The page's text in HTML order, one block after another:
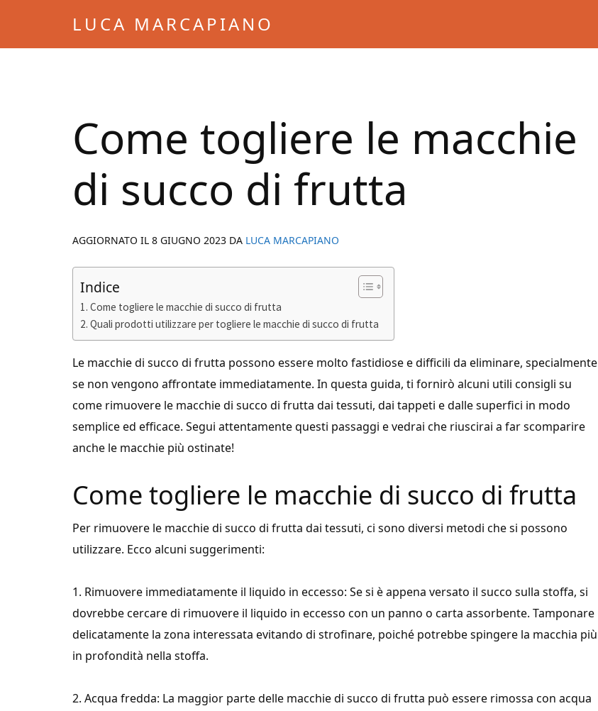
LUCA MARCAPIANO
Blog
Come togliere le macchie
di succo di frutta
AGGIORNATO IL 8 GIUGNO 2023 DA LUCA MARCAPIANO
Indice
Come togliere le macchie di succo di frutta
Quali prodotti utilizzare per togliere le macchie di succo di frutta
Le macchie di succo di frutta possono essere molto fastidiose e difficili da eliminare, specialmente
se non vengono affrontate immediatamente. In questa guida, ti fornirò alcuni utili consigli su
come rimuovere le macchie di succo di frutta dai tessuti, dai tappeti e dalle superfici in modo
semplice ed efficace. Segui attentamente questi passaggi e vedrai che riuscirai a far scomparire
anche le macchie più ostinate!
Come togliere le macchie di succo di frutta
Per rimuovere le macchie di succo di frutta dai tessuti, ci sono diversi metodi che si possono
utilizzare. Ecco alcuni suggerimenti:
1. Rimuovere immediatamente il liquido in eccesso: Se si è appena versato il succo sulla stoffa, si
dovrebbe cercare di rimuovere il liquido in eccesso con un panno o carta assorbente. Tamponare
delicatamente la zona interessata evitando di strofinare, poiché potrebbe spingere la macchia più
in profondità nella stoffa.
2. Acqua fredda: La maggior parte delle macchie di succo di frutta può essere rimossa con acqua